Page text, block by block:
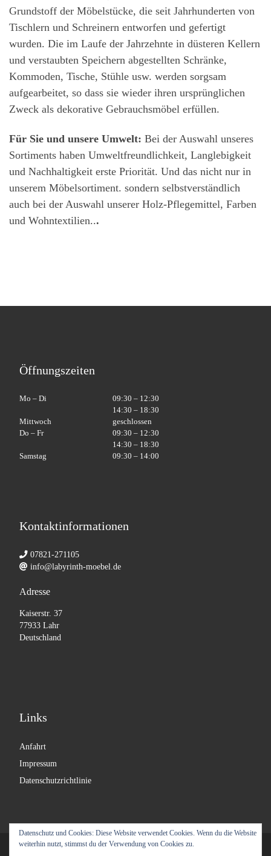
Grundstoff der Möbelstücke, die seit Jahrhunderten von
Tischlern und Schreinern entworfen und gefertigt
wurden. Die im Laufe der Jahrzehnte in düsteren Kellern
und verstaubten Speichern abgestellten Schränke,
Kommoden, Tische, Stühle usw. werden sorgsam
aufgearbeitet, so dass sie wieder ihren ursprünglichen
Zweck als dekorative Gebrauchsmöbel erfüllen.
Für Sie und unsere Umwelt: Bei der Auswahl unseres
Sortiments haben Umweltfreundlichkeit, Langlebigkeit
und Nachhaltigkeit erste Priorität. Und das nicht nur in
unserem Möbelsortiment. sondern selbstverständlich
auch bei der Auswahl unserer Holz-Pflegemittel, Farben
und Wohntextilien...
Öffnungszeiten
Mo – Di
09:30 – 12:30
14:30 – 18:30
Mittwoch
geschlossen
Do – Fr
09:30 – 12:30
14:30 – 18:30
Samstag
09:30 – 14:00
Kontaktinformationen
07821-271105
info@labyrinth-moebel.de
Adresse
Kaiserstr. 37
77933 Lahr
Deutschland
Links
Anfahrt
Impressum
Datenschutzrichtlinie
Datenschutz und Cookies: Diese Website verwendet Cookies. Wenn du die Website
weiterhin nutzt, stimmst du der Verwendung von Cookies zu.